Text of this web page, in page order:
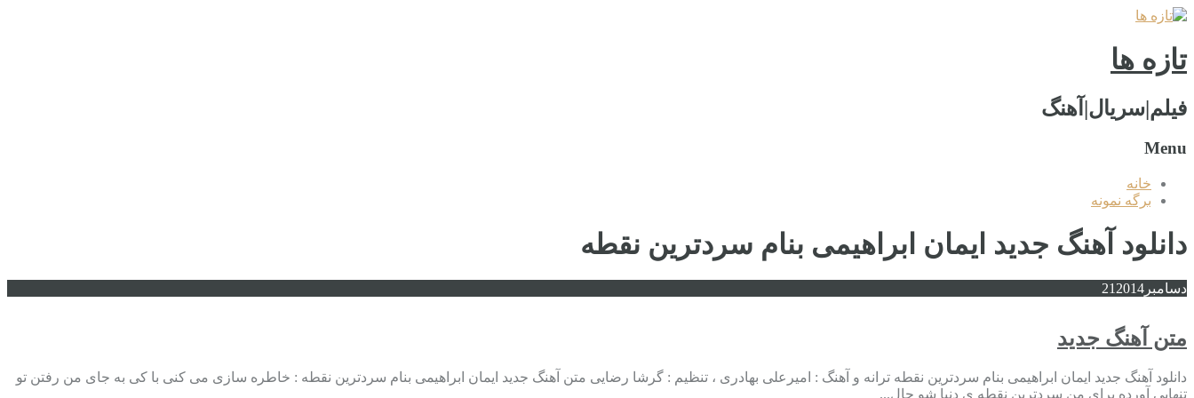
تازه ها
فیلم|سریال|آهنگ
Menu
خانه
برگه نمونه
دانلود آهنگ جدید ایمان ابراهیمی بنام سردترین نقطه
دسامبر 21 2014
متن آهنگ جدید
دانلود آهنگ جدید ایمان ابراهیمی بنام سردترین نقطه ترانه و آهنگ : امیرعلی بهادری ، تنظیم : گرشا رضایی متن آهنگ جدید ایمان ابراهیمی بنام سردترین نقطه : خاطره سازی می کنی با کی به جای من رفتن تو
تنهایی آورده برای من سردترین نقطه ی دنیا شو حال...